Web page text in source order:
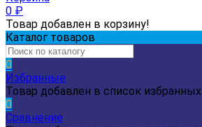
0 ₽
Товар добавлен в корзину!
Каталог товаров
0
Избранные
Товар добавлен в список избранных
0
Сравнение